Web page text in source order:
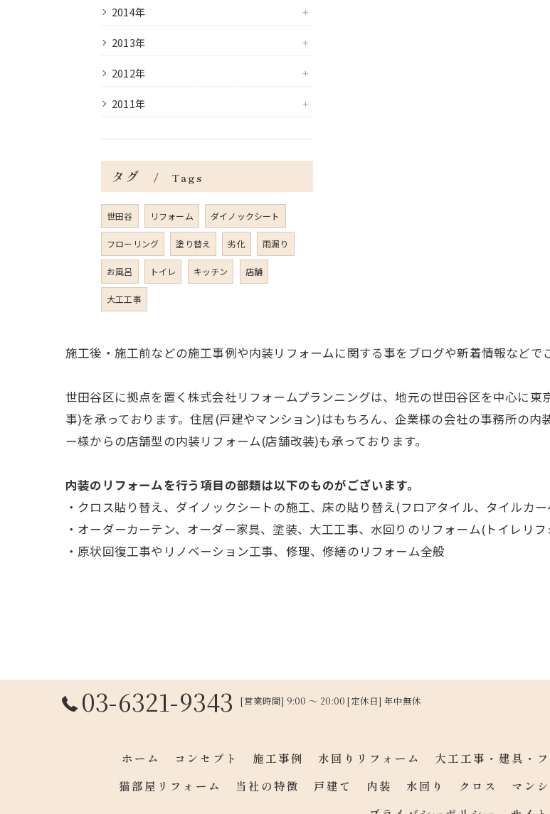
2014年
2013年
2012年
2011年
タグ Tags
世田谷 リフォーム ダイノックシート
フローリング 塗り替え 劣化 雨漏り
お風呂 トイレ キッチン 店舗
大工工事
施工後・施工前などの施工事例や内装リフォームに関する事をブログや新着情報などで
世田谷区に拠点を置く株式会社リフォームプランニングは、地元の世田谷区を中心に
事)を承っております。住居(戸建やマンション)はもちろん、企業様の会社の事務所の
ー様からの店舗型の内装リフォーム(店舗改装)も承っております。
内装のリフォームを行う項目の部類は以下のものがございます。
・クロス貼り替え、ダイノックシートの施工、床の貼り替え(フロアタイル、タイルカ
・オーダーカーテン、オーダー家具、塗装、大工工事、水回りのリフォーム(トイレリ
・原状回復工事やリノベーション工事、修理、修繕のリフォーム全般
03-6321-9343 [営業時間] 9:00 ～ 20:00 [定休日] 年中無休
ホーム コンセプト 施工事例 水回りリフォーム 大工工事・建具・
猫部屋リフォーム
当社の特徴 戸建て 内装 水回り クロス マン